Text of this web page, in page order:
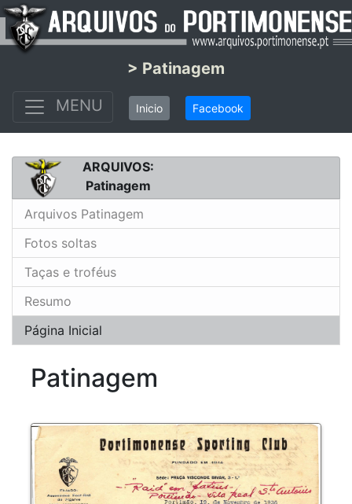
> Patinagem
MENU
Inicio Facebook
ARQUIVOS:
Patinagem
Arquivos Patinagem
Fotos soltas
Taças e troféus
Resumo
Página Inicial
Patinagem